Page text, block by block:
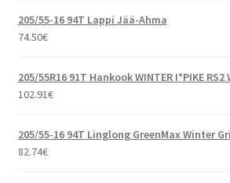
205/55-16 94T Lappi Jää-Ahma
74.50€
205/55R16 91T Hankook WINTER I*PIKE RS2
102.91€
205/55-16 94T Linglong GreenMax Winter
82.74€